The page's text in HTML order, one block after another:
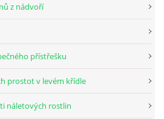
z nádvoří
přístřešku
prostot v levém křídle
náletových rostlin